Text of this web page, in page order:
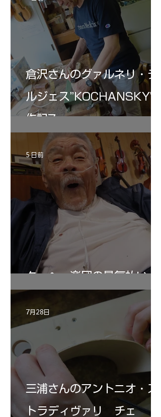
倉沢さんのグァルネリ・デ
ルジェス”KOCHANSKY"制
作記7
ターヘー楽団の暑気払い
5 日前
三浦さんのアントニオ・ス
トラディヴァリ チェ
7月28日